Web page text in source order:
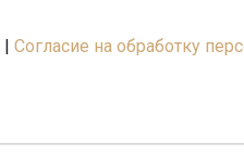
| Согласие на обработку